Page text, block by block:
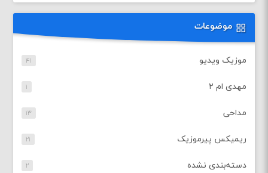
موضوعات
موزیک ویدیو ۴۱
مهدی ام ۲ ۱
مداحی ۱۳
ریمیکس پیرموزیک ۲۱
دسته‌بندی نشده ۲